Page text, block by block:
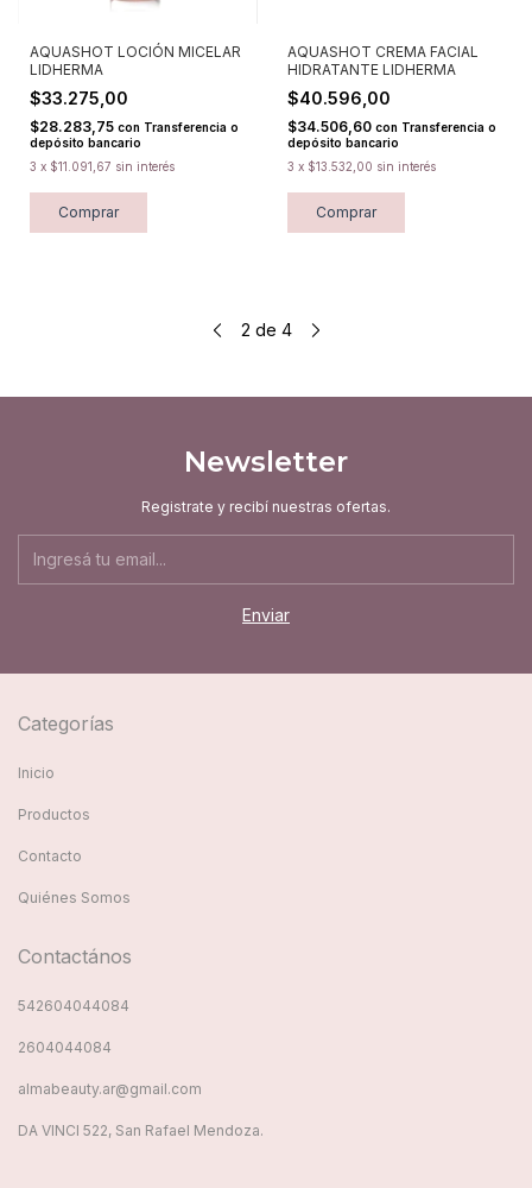
AQUASHOT LOCIÓN MICELAR
LIDHERMA
$33.275,00
$28.283,75 con Transferencia o
depósito bancario
3 x $11.091,67 sin interés
Comprar
AQUASHOT CREMA FACIAL
HIDRATANTE LIDHERMA
$40.596,00
$34.506,60 con Transferencia o
depósito bancario
3 x $13.532,00 sin interés
Comprar
2 de 4
Newsletter
Registrate y recibí nuestras ofertas.
Categorías
Inicio
Productos
Contacto
Quiénes Somos
Contactános
542604044084
2604044084
almabeauty.ar@gmail.com
DA VINCI 522, San Rafael Mendoza.